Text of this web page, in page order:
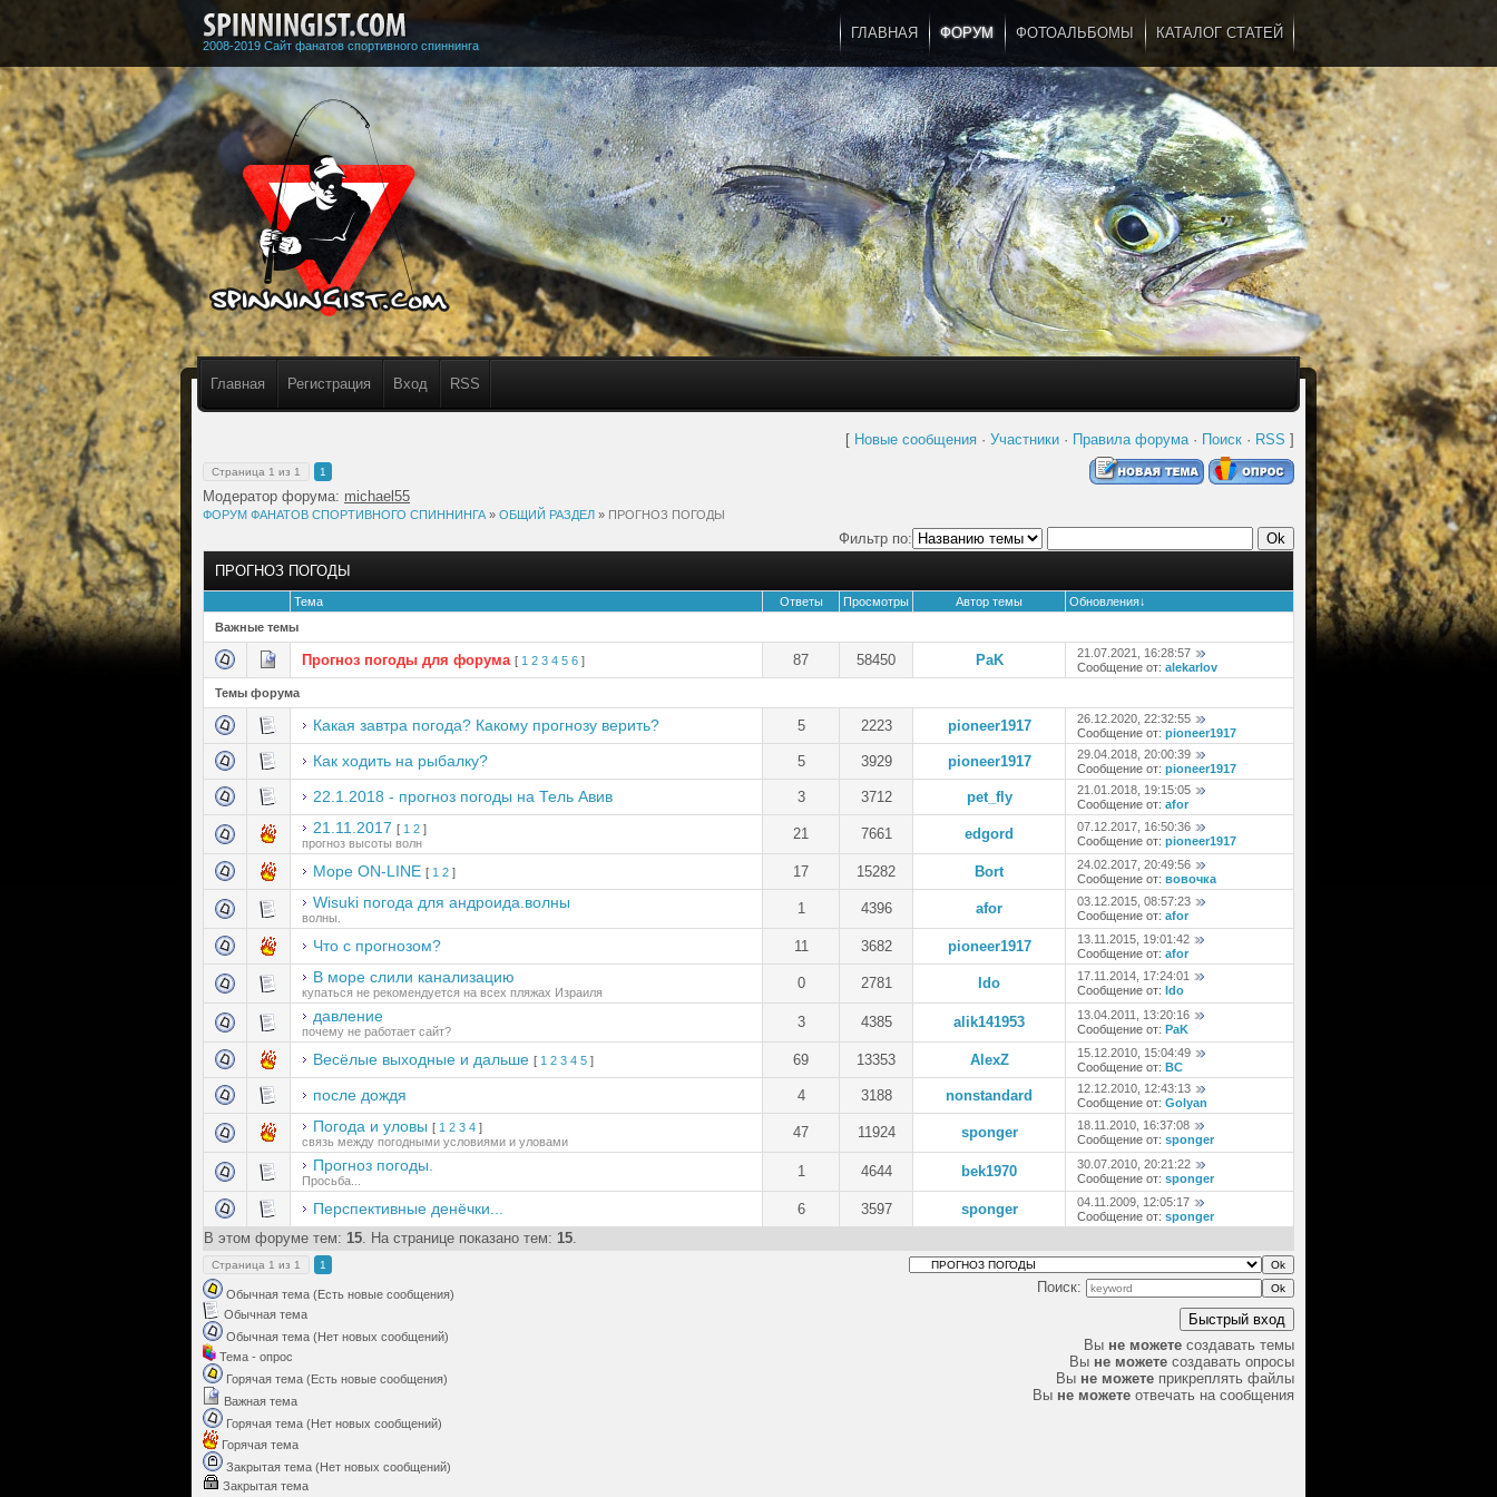
2008-2019 Сайт фанатов спортивного спиннинга
ГЛАВНАЯ ФОРУМ ФОТОАЛЬБОМЫ КАТАЛОГ СТАТЕЙ
Главная Регистрация Вход RSS
...
[ Новые сообщения · Участники · Правила форума· Поиск · RSS ]
Страница 1 из 1 1
Модератор форума: michael55
ФОРУМ ФАНАТОВ СПОРТИВНОГО СПИННИНГА » ОБЩИЙ РАЗДЕЛ » ПРОГНОЗ ПОГОДЫ
Фильтр по:
ПРОГНОЗ ПОГОДЫ
Тема Ответы Просмотры Автор темы Обновления↓
Важные темы
Прогноз погоды для форума [ 1 2 3 4 5 6 ] 87 58450 PaK
21.07.2021, 16:28:57
Сообщение от: alekarlov
Темы форума
Какая завтра погода? Какому прогнозу верить? 5 2223 pioneer1917
26.12.2020, 22:32:55
Сообщение от: pioneer1917
Как ходить на рыбалку? 5 3929 pioneer1917
29.04.2018, 20:00:39
Сообщение от: pioneer1917
22.1.2018 - прогноз погоды на Тель Авив 3 3712 pet_fly
21.01.2018, 19:15:05
Сообщение от: afor
21.11.2017 [ 1 2 ]
прогноз высоты волн
21 7661 edgord
07.12.2017, 16:50:36
Сообщение от: pioneer1917
Море ON-LINE [ 1 2 ] 17 15282 Bort
24.02.2017, 20:49:56
Сообщение от: вовочка
Wisuki погода для андроида.волны
волны.
1 4396 afor
03.12.2015, 08:57:23
Сообщение от: afor
Что с прогнозом? 11 3682 pioneer1917
13.11.2015, 19:01:42
Сообщение от: afor
В море слили канализацию
купаться не рекомендуется на всех пляжах Израиля
0 2781 Ido
17.11.2014, 17:24:01
Сообщение от: Ido
давление
почему не работает сайт?
3 4385 alik141953
13.04.2011, 13:20:16
Сообщение от: PaK
Весёлые выходные и дальше [ 1 2 3 4 5 ] 69 13353 AlexZ
15.12.2010, 15:04:49
Сообщение от: BC
после дождя 4 3188 nonstandard
12.12.2010, 12:43:13
Сообщение от: Golyan
Погода и уловы [ 1 2 3 4 ]
связь между погодными условиями и уловами
47 11924 sponger
18.11.2010, 16:37:08
Сообщение от: sponger
Прогноз погоды.
Просьба...
1 4644 bek1970
30.07.2010, 20:21:22
Сообщение от: sponger
Перспективные денёчки... 6 3597 sponger
04.11.2009, 12:05:17
Сообщение от: sponger
В этом форуме тем: 15. На странице показано тем: 15.
Страница 1 из 1 1
Обычная тема (Есть новые сообщения)
Обычная тема
Обычная тема (Нет новых сообщений)
Тема - опрос
Горячая тема (Есть новые сообщения)
Важная тема
Горячая тема (Нет новых сообщений)
Горячая тема
Закрытая тема (Нет новых сообщений)
Закрытая тема
Поиск:
Вы не можете создавать темы
Вы не можете создавать опросы
Вы не можете прикреплять файлы
Вы не можете отвечать на сообщения